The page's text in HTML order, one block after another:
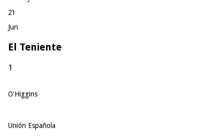
21
Jun
El Teniente
1
O'Higgins
Unión Española